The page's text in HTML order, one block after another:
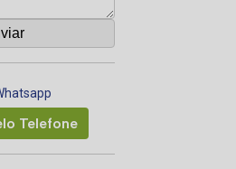
Telefone